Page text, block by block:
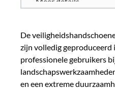
De
zijn volledig geproduceerd
professionele gebruikers
en een extreme